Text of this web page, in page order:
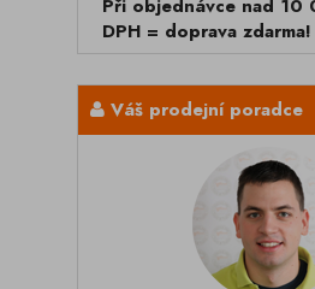
Při objednávce nad 10
DPH = doprava zdarma!
Váš prodejní poradce